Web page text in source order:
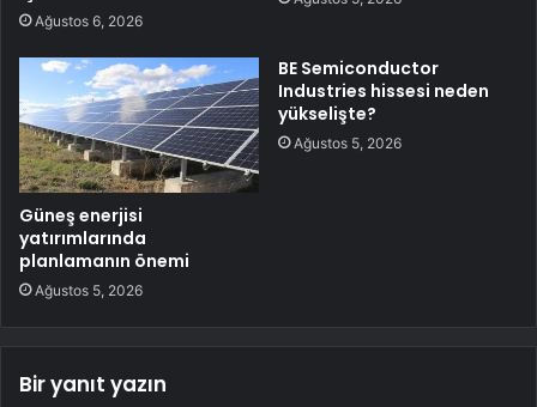
Ağustos 6, 2026
Güneş enerjisi
yatırımlarında
planlamanın önemi
Ağustos 5, 2026
BE Semiconductor
Industries hissesi neden
yükselişte?
Ağustos 5, 2026
Bir yanıt yazın